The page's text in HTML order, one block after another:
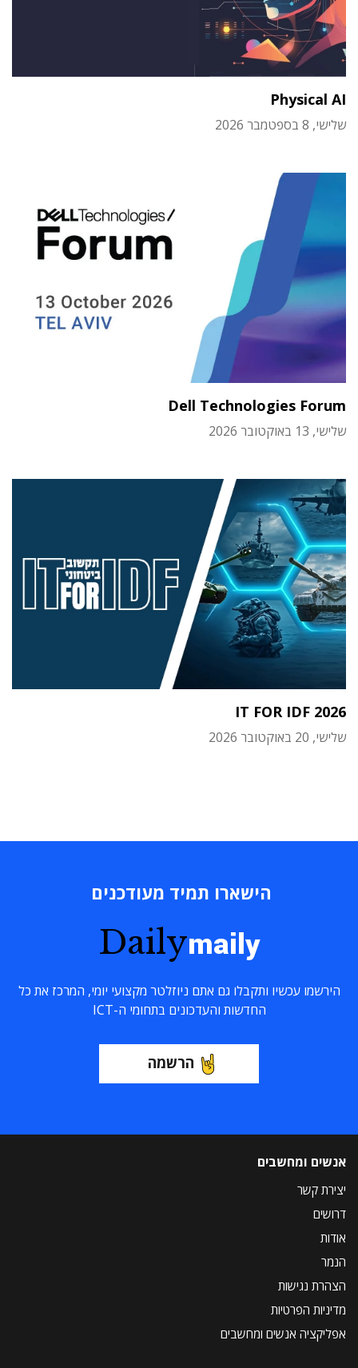
Physical AI
שלישי, 8 בספטמבר 2026
Dell Technologies Forum
שלישי, 13 באוקטובר 2026
IT FOR IDF 2026
שלישי, 20 באוקטובר 2026
הישארו תמיד מעודכנים
Dailymaily
הירשמו עכשיו ותקבלו גם אתם ניוזלטר מקצועי יומי, המרכז את כל
החדשות והעדכונים בתחומי ה-ICT
הרשמה
אנשים ומחשבים
יצירת קשר
דרושים
אודות
הנמר
הצהרת נגישות
מדיניות הפרטיות
אפליקציה אנשים ומחשבים